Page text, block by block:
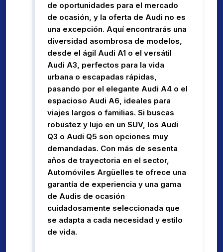
de oportunidades para el mercado
de ocasión, y la oferta de Audi no es
una excepción. Aquí encontrarás una
diversidad asombrosa de modelos,
desde el ágil Audi A1 o el versátil
Audi A3, perfectos para la vida
urbana o escapadas rápidas,
pasando por el elegante Audi A4 o el
espacioso Audi A6, ideales para
viajes largos o familias. Si buscas
robustez y lujo en un SUV, los Audi
Q3 o Audi Q5 son opciones muy
demandadas. Con más de sesenta
años de trayectoria en el sector,
Automóviles Argüelles te ofrece una
garantía de experiencia y una gama
de Audis de ocasión
cuidadosamente seleccionada que
se adapta a cada necesidad y estilo
de vida.